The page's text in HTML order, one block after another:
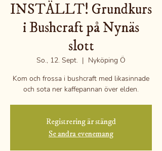
INSTÄLLT! Grundkurs
i Bushcraft på Nynäs
slott
So., 12. Sept.
  |
Nyköping Ö
Kom och frossa i bushcraft med likasinnade
och sota ner kaffepannan över elden.
Registrering är stängd
Se andra evenemang